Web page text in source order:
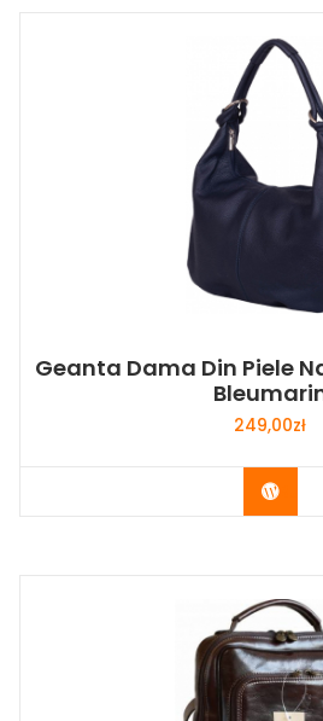
Geanta Dama Din Piele
249,00zł
Buy